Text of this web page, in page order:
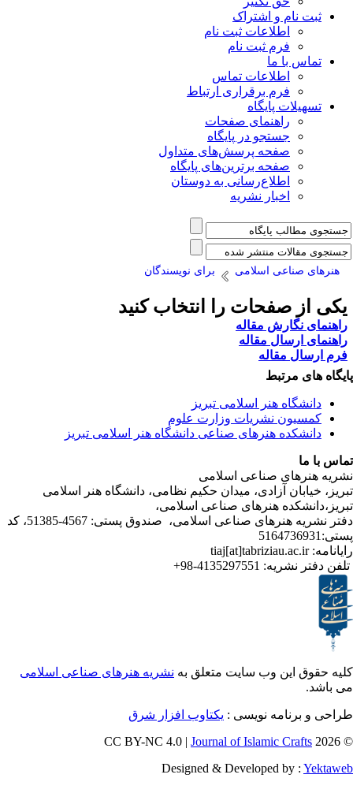
نام و اشتراک
اطلاعات ثبت نام
فرم ثبت نام
با ما
اطلاعات تماس
فرم برقراری ارتباط
پایگاه
راهنمای صفحات
جستجو در پایگاه
صفحه پرسش‌های متداول
صفحه برترین‌های پایگاه
اطلاع‌رسانی به دوستان
اخبار نشریه
صناعی اسلامی برای نویسندگان
صفحات را انتخاب کنید
نگارش مقاله
ارسال مقاله
مقاله
مرتبط
هنر اسلامی تبریز
نشریات وزارت علوم
هنرهای صناعی دانشگاه هنر اسلامی تبریز
صناعی اسلامی
آزادی، میدان حکیم نظامی، دانشگاه هنر اسلامی
هنرهای صناعی اسلامی،
دفتر نشریه هنرهای صناعی اسلامی، صندوق پستی: 4567-51385، کد
نشریه:4135297551-98+
این وب سایت متعلق بهنشریه هنرهای صناعی اسلامی
نویسی : یکتاوب افزار شرق
Journal of Islamic
Designed & Developed by :